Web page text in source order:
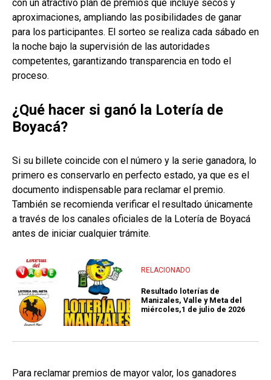
con un atractivo plan de premios que incluye secos y
aproximaciones, ampliando las posibilidades de ganar
para los participantes. El sorteo se realiza cada sábado en
la noche bajo la supervisión de las autoridades
competentes, garantizando transparencia en todo el
proceso.
¿Qué hacer si ganó la Lotería de
Boyacá?
Si su billete coincide con el número y la serie ganadora, lo
primero es conservarlo en perfecto estado, ya que es el
documento indispensable para reclamar el premio.
También se recomienda verificar el resultado únicamente
a través de los canales oficiales de la Lotería de Boyacá
antes de iniciar cualquier trámite.
RELACIONADO
Resultado loterías de
Manizales, Valle y Meta del
miércoles,1 de julio de 2026
Para reclamar premios de mayor valor, los ganadores